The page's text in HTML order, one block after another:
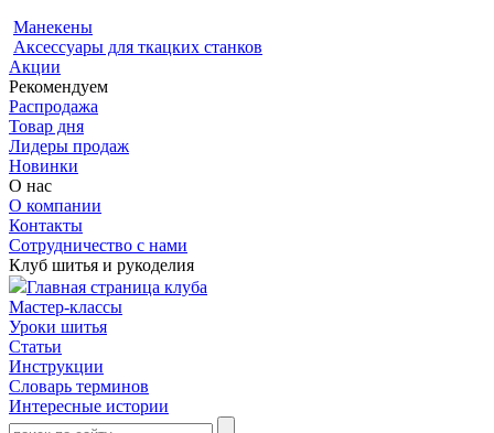
Манекены
Аксессуары для ткацких станков
Акции
Рекомендуем
Распродажа
Товар дня
Лидеры продаж
Новинки
О нас
О компании
Контакты
Сотрудничество с нами
Клуб шитья и рукоделия
Главная страница клуба
Мастер-классы
Уроки шитья
Статьи
Инструкции
Словарь терминов
Интересные истории